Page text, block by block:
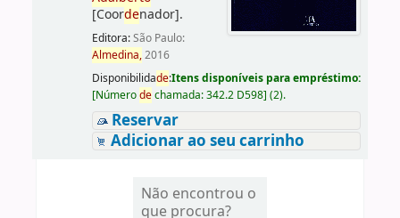
[Coordenador].
Editora:São Paulo:
Almedina,2016
Disponibilidade:Itens disponíveis para empréstimo:
[Númerodechamada:342.2 D598] (2).
Reservar
Adicionar ao seu carrinho
Não encontrou o
que procura?